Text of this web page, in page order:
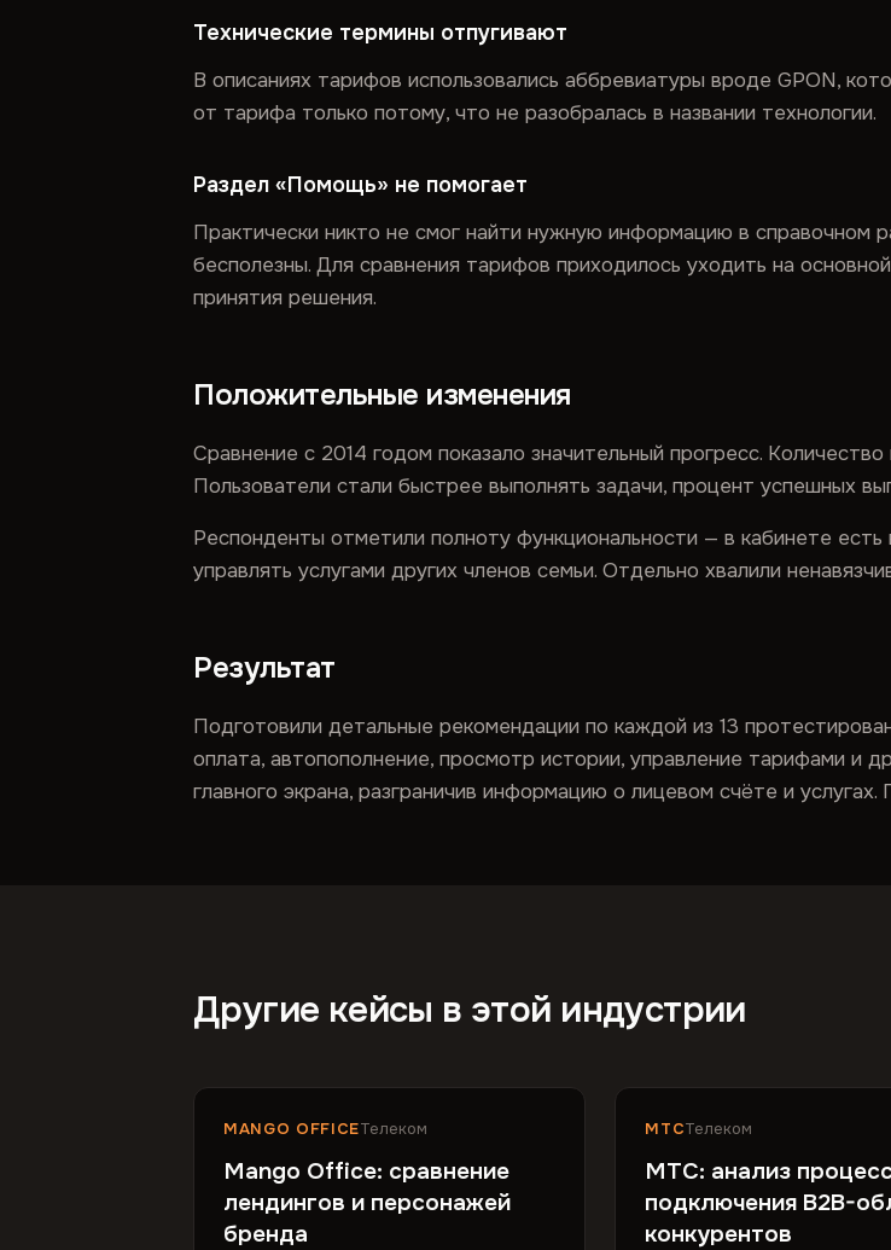
Технические термины отпугивают
В описаниях тарифов использовались аббревиатуры вроде GPON,
от тарифа только потому, что не разобралась в названии технологии.
Раздел «Помощь» не помогает
Практически никто не смог найти нужную информацию в справочном
бесполезны. Для сравнения тарифов приходилось уходить на
принятия решения.
Положительные изменения
Сравнение с 2014 годом показало значительный прогресс.
Пользователи стали быстрее выполнять задачи, процент успешных
Респонденты отметили полноту функциональности — в кабинете
управлять услугами других членов семьи. Отдельно хвалили
Результат
Подготовили детальные рекомендации по каждой из 13
оплата, автопополнение, просмотр истории, управление тарифами и
главного экрана, разграничив информацию о лицевом счёте и
Другие кейсы в этой индустрии
MANGO OFFICEТелеком
Mango Office: сравнение
лендингов и персонажей
бренда
МТСТелеком
МТС: анализ
подключения B2B-
конкурентов